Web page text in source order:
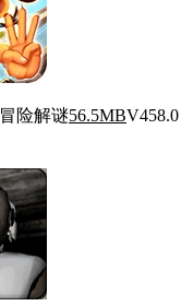
冒险解谜56.5MBV458.0